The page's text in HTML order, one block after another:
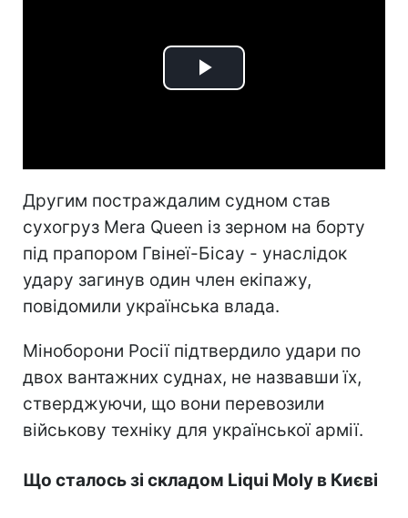
Play
Другим постраждалим судном став
сухогруз Mera Queen із зерном на борту
під прапором Гвінеї-Бісау - унаслідок
удару загинув один член екіпажу,
повідомили українська влада.
Міноборони Росії підтвердило удари по
двох вантажних суднах, не назвавши їх,
стверджуючи, що вони перевозили
військову техніку для української армії.
Що сталось зі складом Liqui Moly в Києві